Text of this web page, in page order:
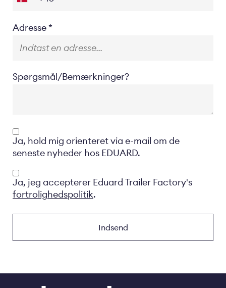
Location
Adresse
Spørgsmål/Bemærkninger?
Opt-
in
Ja, hold mig orienteret via e-mail om de
seneste nyheder hos EDUARD.
Privacyverklaring
Ja, jeg accepterer Eduard Trailer Factory's
fortrolighedspolitik.